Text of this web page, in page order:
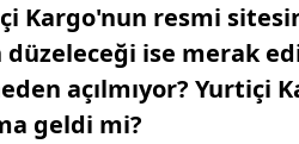
Kargo'nun resmi
düzeleceği ise merak
açılmıyor? Yurtiçi
geldi mi?